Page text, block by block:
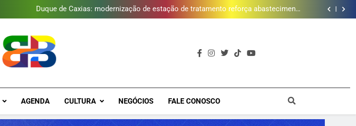
de água
Guanabara tem diversas opções de vinhos para presentear o seu pai. Descubra
como escolher o que mais combina com ele
Gastro Samba reúne Nosso Sentimento e Gustavo Lins em Nova Iguaçu neste fim
Duque de Caxias: modernização de estação de tratamento reforça abastecimento
Guanabara tem diversas opções de vinhos para presentear o seu pai. Descubra
como escolher o que mais combina com ele
Gastro Samba reúne Nosso Sentimento e Gustavo Lins em Nova Iguaçu neste fim
Brava Baixada
AGENDA CULTURA NEGÓCIOS FALE CONOSCO